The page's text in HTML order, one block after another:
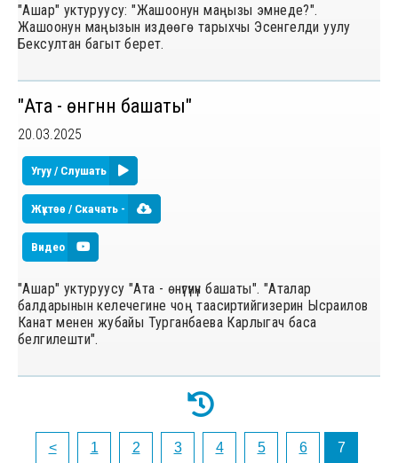
"Ашар" уктуруусу: "Жашоонун маңызы эмнеде?".
Жашоонун маңызын издөөгө тарыхчы Эсенгелди уулу
Бексултан багыт берет.
"Ата - өнүгүүнүн башаты"
20.03.2025
Угуу / Слушать
Жүктөө / Скачать -
Видео
"Ашар" уктуруусу "Ата - өнүгүнүн башаты". "Аталар
балдарынын келечегине чоң таасиртийгизерин Ысраилов
Канат менен жубайы Турганбаева Карлыгач баса
белгилешти".
< 1 2 3 4 5 6 7